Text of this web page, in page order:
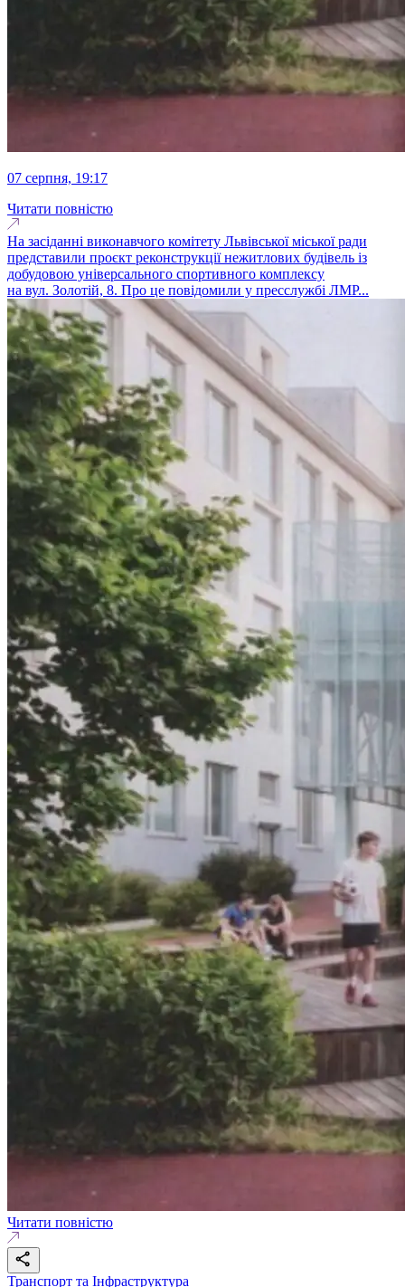
07 серпня, 19:17
Читати повністю
На засіданні виконавчого комітету Львівської міської ради
представили проєкт реконструкції нежитлових будівель із
добудовою універсального спортивного комплексу
на вул. Золотій, 8. Про це повідомили у пресслужбі ЛМР...
Читати повністю
Транспорт та Інфраструктура